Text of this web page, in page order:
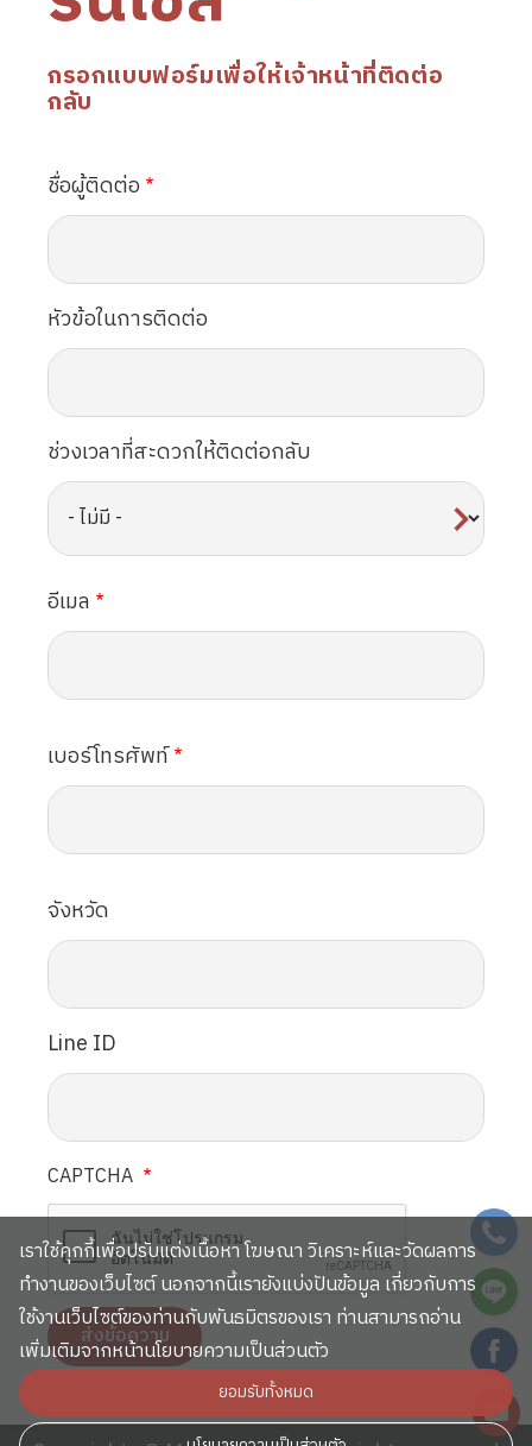
กรอกแบบฟอร์มเพื่อให้เจ้าหน้าที่ติดต่อ
กลับ
ชื่อผู้ติดต่อ
หัวข้อในการติดต่อ
ช่วงเวลาที่สะดวกให้ติดต่อกลับ
อีเมล
เบอร์โทรศัพท์
จังหวัด
Line ID
CAPTCHA
เราใช้คุกกี้เพื่อปรับแต่งเนื้อหา โฆษณา วิเคราะห์และวัดผลการ
ทำงานของเว็บไซต์ นอกจากนี้เรายังแบ่งปันข้อมูล เกี่ยวกับการ
ใช้งานเว็บไซต์ของท่านกับพันธมิตรของเรา ท่านสามารถอ่าน
เพิ่มเติมจากหน้านโยบายความเป็นส่วนตัว
ยอมรับทั้งหมด
SVG
SVG
SVG
SVG